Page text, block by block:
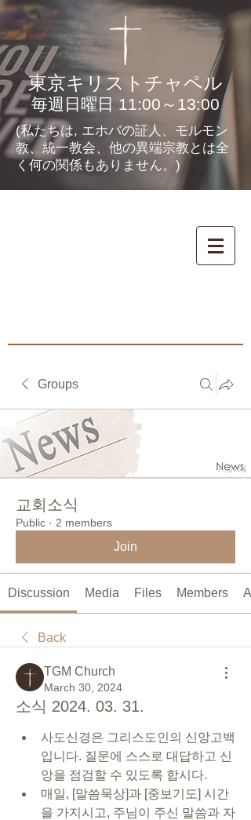
東京キリストチャペル
毎週日曜日 11:00～13:00
(私たちは, エホバの証人、モルモン
教、統一教会、他の異端宗教とは全
く何の関係もありません。)
Groups
교회소식
Public · 2 members
Join
Discussion Media Files Members
Back
TGM Church
March 30, 2024
소식 2024. 03. 31.
사도신경은 그리스도인의 신앙고백
입니다. 질문에 스스로 대답하고 신
앙을 점검할 수 있도록 합시다.
매일, [말씀묵상]과 [중보기도] 시간
을 가지시고, 주님이 주신 말씀과 자